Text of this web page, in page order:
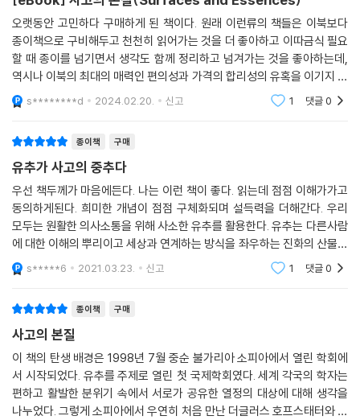
으로 사고에 대해 사고하게 만들 것이다. -엘리자베스 로프터스 (캘리포니
아 대학교 석좌교수)
? 《사고의 본질》은 인지과학의 주류 논의와 함께 놓여야 한다. 유추는 이
해의 결과일 뿐만 아니라 필수적인 시작점이다. -사이언스
? 페이지마다 명쾌하고 읽는 즐거움을 선사한다. 《사고의 본질》은 통찰력
? 명확하고, 생생하다. 그리고 독자적이다 ! -월스트리트 저널
◎ 책 속에서
리에게 범주는 오랜 시간에 걸쳐 형성되었고 때로는 느리게, 때로는 빠르
게 진화하며, 조직적인 방식으로 정보를 담아서 적절한 조건 아래 접근을
허용하는 관념적 구조물이다. 범주화는 머릿속에서 어떤 대상이나 상황을
기존 범주에 연계시키는 잠정적이고 점진적이며 윤곽이 흐릿한 작업이다.
-프롤로그 | 유추, 인지의 핵심 (25쪽)
우리는 아는 것과 익숙한 것의 죄수인 정도가 아니라 무기징역수이다. 그
러나 다행스럽게도 우리에겐 감옥을 계속 더 크게, 실로 무한하게 넓힐 수
있는 능력이 있다. 오직 아는 것만이 우리를 아는 것에서 해방시킬 수 있다.
---「5장 | 유추는 어떻게 우리를 조종하는가」중에서
부터 텍스트와 그것이 말하는 사건 및 관념이 내재된 포괄적인 전체 문화
다.
---「6장 | 우리는 어떻게 유추를 조작하는가」중에서
컴퓨터가 사회를 혁신했지만 어휘를 혁신하지 못한 이유는 이 대단히 강력
한 도구들이 모두 친숙한 범주에 접목되어 대량으로 어휘 라벨을 빌려왔기
때문이다. (중략) 웹과 전자 기술을 중심으로 불어난 어휘를 체계적으로
유추의 가장 일반적이고 믿을 만한 원천이라는 우리의 논지를 확인하게 된
다.
오랜 의미와 새로운 의미가 사촌이라는 점에는 의심의 여지가 없고, 그 간
극을 잇는 일부 유추를 설명하려면 쉽지 않은 속성 강의와 상당한 상상력
운 시각을 보여 준다.
한국어판은 ‘통섭’의 과학자이자 미국과 한국을 넘나드는 저술 활동으로
탁월한 언어 감각을 지닌 이화여자대학교 에코과학부 석좌 교수, 최재천
교수의 감수를 거쳐 번역의 정교화에 힘썼으며, 책의 마지막에는 최재천
교수의 해제를 실어 한국 독자들의 이해를 돕고자 했다.
유추가 모든 사고의 핵심이다!
장을 넘길수록 명료해지는 유추와 범주화의 능력
『사고의 본질』의 1, 2, 3장은 범주와 유추가 무엇인지 상세하게 다룬다. 1
장 [단어의 환기]에서 두 저자는 단일어로 포함되는 범주에 초점을 맞춘
다. 사전적 개념과 실제 개념 사용의 예를 비교하면서 어머니(mother)라
는 개념에서 출발해 어떻게 모국과 같은 비유적 용법으로 나아가는지, 유
추 작용과 범주화를 통해 살펴본다. 2장 [구절의 환기]에서는 관용구를 살
로 사용되는 범주화에 따른 유추를 다룬다. 3장 [보이지 않는 유추의 드넓
은 바다]에서는 언어 라벨이 없는 구절을 다룬다. 이렇게 새롭게 등장한 범
주의 언어들은 과거의 사건이나 기억과 연결되어 ‘상기성 일화’를 낳는다.
그리고 그 사이에는 깊은 수준의 개념적 골격을 공유하는 사례가 많다. 이
로써 우리의 개념의 창고가 풍부하고 미묘하다는 것을 보여준다.
명확하고, 생생하다. 그리고 독자적이다 !
오랫동안 고민하다 구매하게 된 책이다. 원래 이런류의 책들은 이북보다
종이책으로 구비해두고 천천히 읽어가는 것을 더 좋아하고 이따금식 필요
할 때 종이를 넘기면서 생각도 함께 정리하고 넘겨가는 것을 좋아하는데,
역시나 이북의 최대의 매력인 편의성과 가격의 합리성의 유혹을 이기지 못
하고, 구매하였다. 사실 이런류의 두껍고 두고두고 읽음직한 책들은 개정
되면서 수정되는 경
s********d 2024.02.20. 신고 1 댓글0
종이책 구매
유추가 사고의 중추다
우선 책두께가 마음에든다. 나는 이런 책이 좋다. 읽는데 점점 이해가가고
동의하게된다. 희미한 개념이 점점 구체화되며 설득력을 더해간다. 우리
모두는 원활한 의사소통을 위해 사소한 유추를 활용한다. 유추는 다른사람
에 대한 이해의 뿌리이고 세상과 연계하는 방식을 좌우하는 진화의 산물이
다. P247,P273 1줄 개에게는 언어라벨이 없는 대신 ㅡㅡ모든 동물들에게
는 자기
s*****6 2021.03.23. 신고 1 댓글0
종이책 구매
사고의 본질
이 책의 탄생 배경은 1998년 7월 중순 불가리아 소피아에서 열린 학회에
서 시작되었다. 유추를 주제로 열린 첫 국제학회였다. 세계 각국의 학자는
편하고 활발한 분위기 속에서 서로가 공유한 열정의 대상에 대해 생각을
나누었다. 그렇게 소피아에서 우연히 처음 만난 더글러스 호프스태터와 에